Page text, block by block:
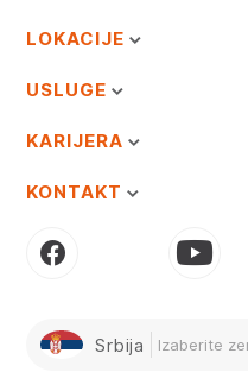
LOKACIJE
USLUGE
KARIJERA
KONTAKT
Srbija Izaberite